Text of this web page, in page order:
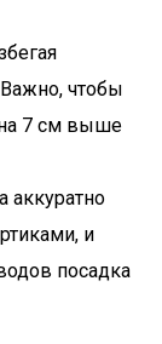
чтобы
7 см выше
аккуратно
и
посадка